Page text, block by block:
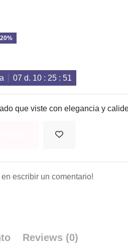
07 d. 10: 25: 50
que viste con elegancia y
en escribir un comentario!
Reviews (0)